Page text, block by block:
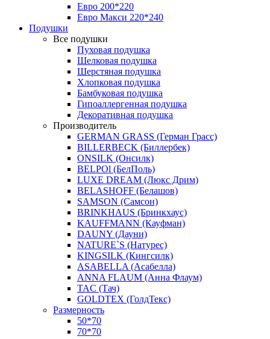
Евро 200*220
Евро Макси 220*240
Подушки
Все подушки
Пуховая подушка
Шелковая подушка
Шерстяная подушка
Хлопковая подушка
Бамбуковая подушка
Гипоаллергенная подушка
Декоративная подушка
Производитель
GERMAN GRASS (Герман Грасс)
BILLERBECK (Биллербек)
ONSILK (Онсилк)
BELPOl (БелПоль)
LUXE DREAM (Люкс Дрим)
BELASHOFF (Белашов)
SAMSON (Самсон)
BRINKHAUS (Бринкхаус)
KAUFFMANN (Кауфман)
DAUNY (Дауни)
NATURE`S (Натурес)
KINGSILK (Кингсилк)
ASABELLA (Асабелла)
ANNA FLAUM (Анна Флаум)
TAC (Тач)
GOLDTEX (ГолдТекс)
Размерность
50*70
70*70